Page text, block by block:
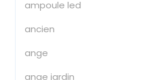
ampoule led
ancien
ange
ange jardin